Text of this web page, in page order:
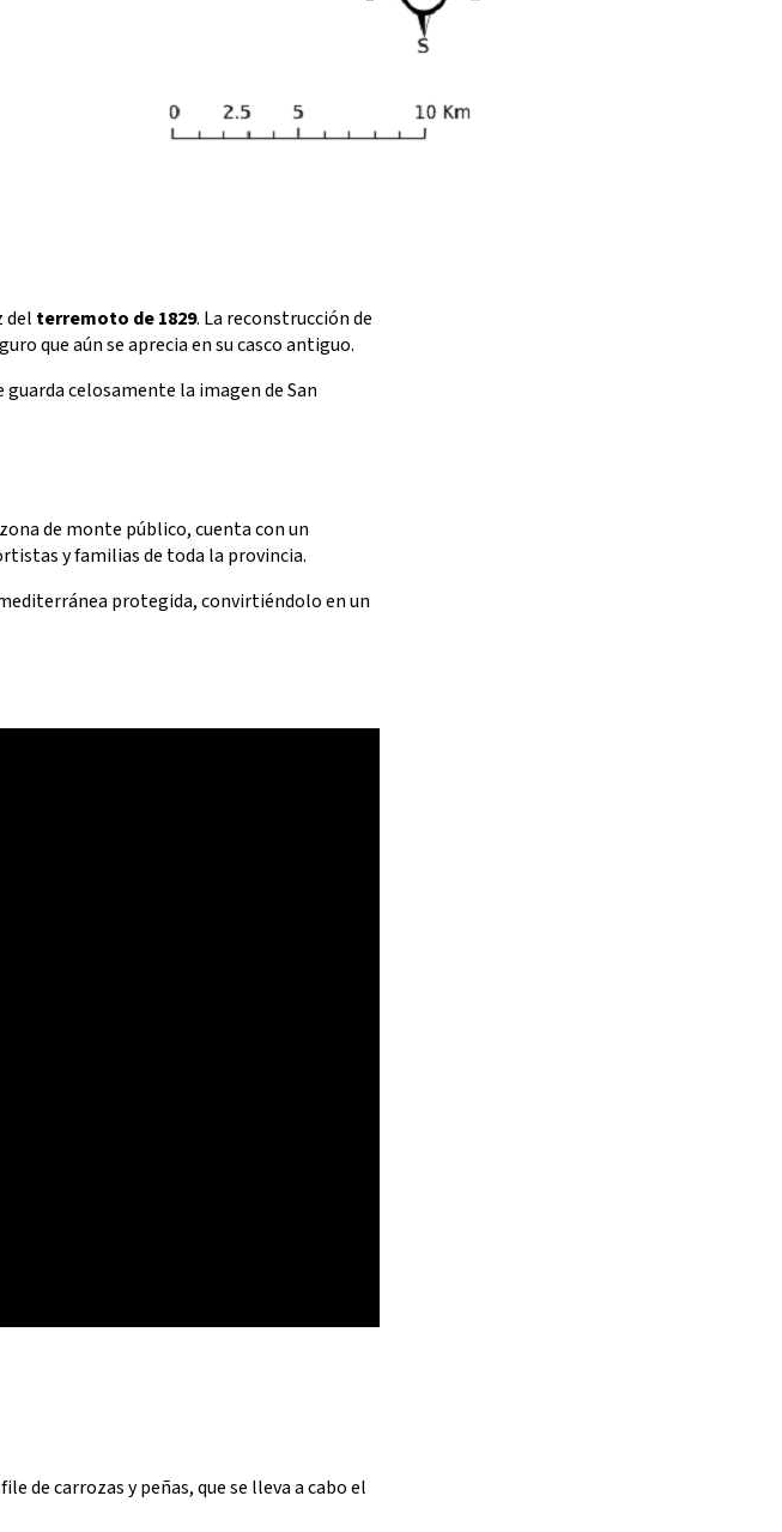
del terremoto de 1829. La reconstrucción de
que aún se aprecia en su casco antiguo.
guarda celosamente la imagen de San
de monte público, cuenta con un
y familias de toda la provincia.
protegida, convirtiéndolo en un
de carrozas y peñas, que se lleva a cabo el